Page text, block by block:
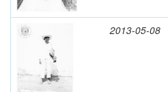
2013-05-08